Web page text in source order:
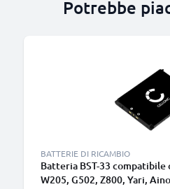
Potrebbe
BATTERIE DI RICAMBIO
Batteria BST-33 compatibile
W205, G502, Z800, Yari,